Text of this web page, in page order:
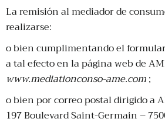
La remisión al mediador de
realizarse:
o bien cumplimentando el
a tal efecto en la página web de
www.mediationconso-ame.com;
o bien por correo postal dirigido a
197 Boulevard Saint-Germain –